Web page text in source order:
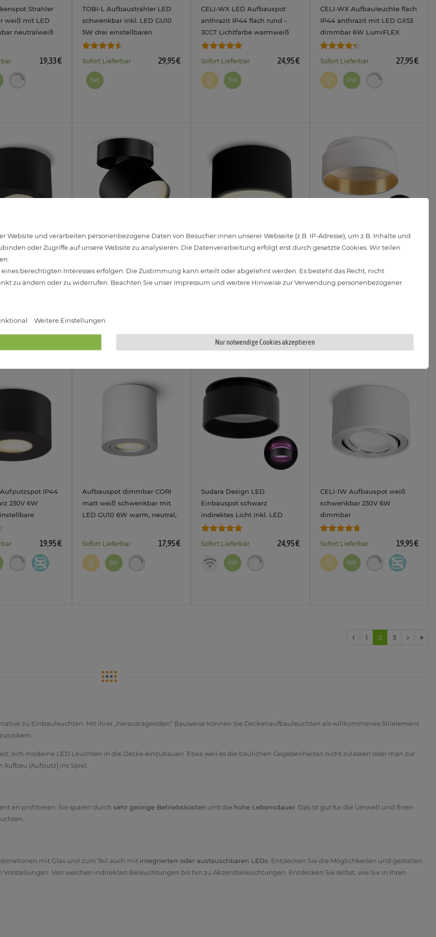
Strahler
weiß mit LED
neutralweiß
19,33 €
TOBI-L Aufbaustrahler LED
schwenkbar inkl. LED GU10
5W drei einstellbaren
Lichtfarben 3CCT
Sofort Lieferbar 29,95 €
5W
CELI-WX LED Aufbauspot
anthrazit IP44 flach rund -
3CCT Lichtfarbe warmweiß
neutralweiß kaltweiß 3W
Sofort Lieferbar 24,95 €
3W
CELI-WX Aufbauleuchte flach
IP44 anthrazit mit LED GX53
dimmbar 6W LumiFLEX
Lichtfarbe warm / neutral /
Sofort Lieferbar 27,95 €
0W
flach mit LED
Spot matt
Lichtfarbe
SAMU Aufbauspot
GX53 3W LumiFLEX warm /
neutral / kalt
CELI-X LED Aufbaulampe
Lichtfarben warm neutral kalt
GX53 230V 3W
Einbau LED Deckenstrahler
Licht inkl. LED Modul 4W
LumiFLEX Lichtfarbe warm /
Aufputzspot IP44
230V 6W
/ neutral /
19,95 €
Aufbauspot dimmbar CORI
matt weiß schwenkbar mit
LED GU10 6W warm, neutral,
Sofort Lieferbar 17,95 €
6W
Sudara Design LED
Einbauspot schwarz
indirektes Licht inkl. LED
RGB+ WiFi dimmbar 4W 230V
Sofort Lieferbar 24,95 €
4W
CELI-1W Aufbauspot weiß
schwenkbar 230V 6W
dimmbar
warm/neutral/tageslicht
Sofort Lieferbar 19,95 €
6W
1 2 3
zu Einbauleuchten. Mit ihrer „herausragenden“ Bauweise können Sie Deckenaufbauleuchten als willkommenes Stilelement
sich moderne LED Leuchten in die Decke einzubauen. Etwa weil es die baulichen Gegebenheiten nicht zulassen oder man zur
(Aufputz) ins Spiel.
an profitieren. Sie sparen durch sehr geringe Betriebskosten und die hohe Lebensdauer. Das ist gut für die Umwelt und Ihren
mit Glas und zum Teil auch mit integrierten oder austauschbaren LEDs. Entdecken Sie die Möglichkeiten und gestalten
Von weichen indirekten Beleuchtungen bis hin zu Akzentbeleuchtungen. Entdecken Sie selbst, wie Sie in Ihren
und verarbeiten personenbezogene Daten von Besucher:innen unserer Webseite (z.B. IP-Adresse), um z.B. Inhalte und
oder Zugriffe auf unsere Website zu analysieren. Die Datenverarbeitung erfolgt erst durch gesetzte Cookies. Wir teilen
berechtigten Interesses erfolgen. Die Zustimmung kann erteilt oder abgelehnt werden. Es besteht das Recht, nicht
zu ändern oder zu widerrufen. Beachten Sie unser Impressum und weitere Hinweise zur Verwendung personenbezogener
Weitere Einstellungen
Nur notwendige Cookies akzeptieren